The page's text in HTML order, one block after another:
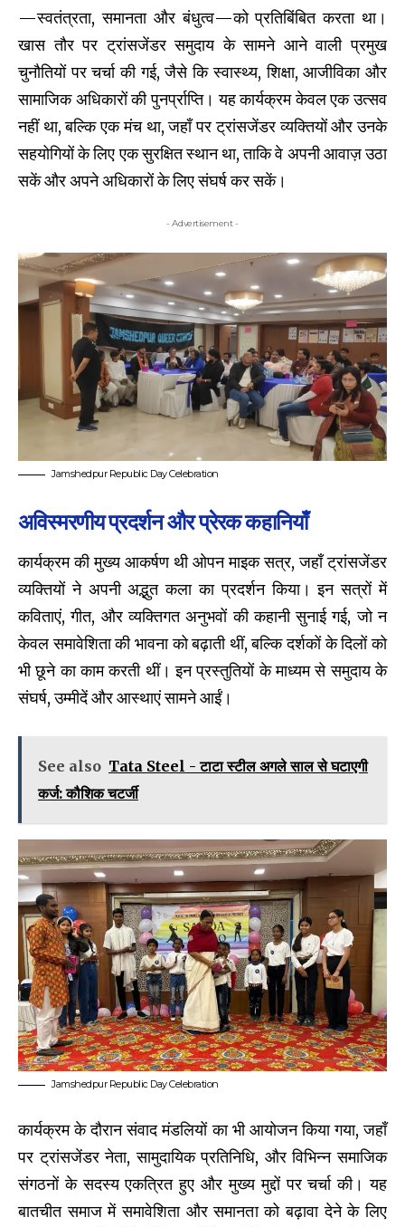
—स्वतंत्रता, समानता और बंधुत्व—को प्रतिबिंबित करता था।
खास तौर पर ट्रांसजेंडर समुदाय के सामने आने वाली प्रमुख
चुनौतियों पर चर्चा की गई, जैसे कि स्वास्थ्य, शिक्षा, आजीविका और
सामाजिक अधिकारों की पुनर्प्राप्ति। यह कार्यक्रम केवल एक उत्सव
नहीं था, बल्कि एक मंच था, जहाँ पर ट्रांसजेंडर व्यक्तियों और उनके
सहयोगियों के लिए एक सुरक्षित स्थान था, ताकि वे अपनी आवाज़ उठा
सकें और अपने अधिकारों के लिए संघर्ष कर सकें।
- Advertisement -
Jamshedpur Republic Day Celebration
अविस्मरणीय प्रदर्शन और प्रेरक कहानियाँ
कार्यक्रम की मुख्य आकर्षण थी ओपन माइक सत्र, जहाँ ट्रांसजेंडर
व्यक्तियों ने अपनी अद्भुत कला का प्रदर्शन किया। इन सत्रों में
कविताएं, गीत, और व्यक्तिगत अनुभवों की कहानी सुनाई गई, जो न
केवल समावेशिता की भावना को बढ़ाती थीं, बल्कि दर्शकों के दिलों को
भी छूने का काम करती थीं। इन प्रस्तुतियों के माध्यम से समुदाय के
संघर्ष, उम्मीदें और आस्थाएं सामने आईं।
See also Tata Steel - टाटा स्टील अगले साल से घटाएगी
कर्ज: कौशिक चटर्जी
Jamshedpur Republic Day Celebration
कार्यक्रम के दौरान संवाद मंडलियों का भी आयोजन किया गया, जहाँ
पर ट्रांसजेंडर नेता, सामुदायिक प्रतिनिधि, और विभिन्न समाजिक
संगठनों के सदस्य एकत्रित हुए और मुख्य मुद्दों पर चर्चा की। यह
बातचीत समाज में समावेशिता और समानता को बढ़ावा देने के लिए